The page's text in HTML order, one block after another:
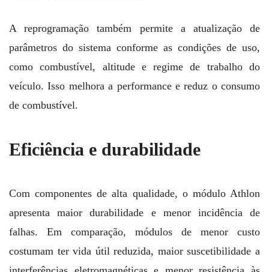
A reprogramação também permite a atualização de
parâmetros do sistema conforme as condições de uso,
como combustível, altitude e regime de trabalho do
veículo. Isso melhora a performance e reduz o consumo
de combustível.
Eficiência e durabilidade
Com componentes de alta qualidade, o módulo Athlon
apresenta maior durabilidade e menor incidência de
falhas. Em comparação, módulos de menor custo
costumam ter vida útil reduzida, maior suscetibilidade a